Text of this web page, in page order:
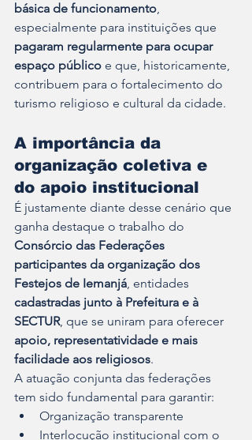
básica de funcionamento,
especialmente para instituições que
pagaram regularmente para ocupar
espaço público e que, historicamente,
contribuem para o fortalecimento do
turismo religioso e cultural da cidade.
A importância da
organização coletiva e
do apoio institucional
É justamente diante desse cenário que
ganha destaque o trabalho do
Consórcio das Federações
participantes da organização dos
Festejos de Iemanjá, entidades
cadastradas junto à Prefeitura e à
SECTUR, que se uniram para oferecer
apoio, representatividade e mais
facilidade aos religiosos.
A atuação conjunta das federações
tem sido fundamental para garantir:
Organização transparente
Interlocução institucional com o